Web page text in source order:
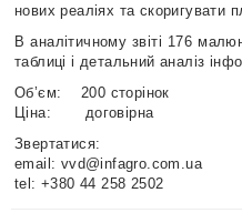
нових реаліях та скоригувати
В аналітичному звіті 176
таблиці і детальний аналіз
Об’єм: 200 сторінок
Ціна: договірна
Звертатися:
email: vvd@infagro.com.ua
tel: +380 44 258 2502